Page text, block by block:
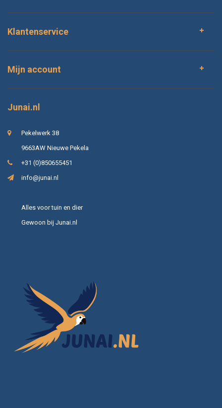
Klantenservice
Mijn account
Junai.nl
Pekelwerk 38
9663AW Nieuwe Pekela
+31 (0)850655451
info@junai.nl
Alles voor tuin en dier
Gewoon bij Junai.nl